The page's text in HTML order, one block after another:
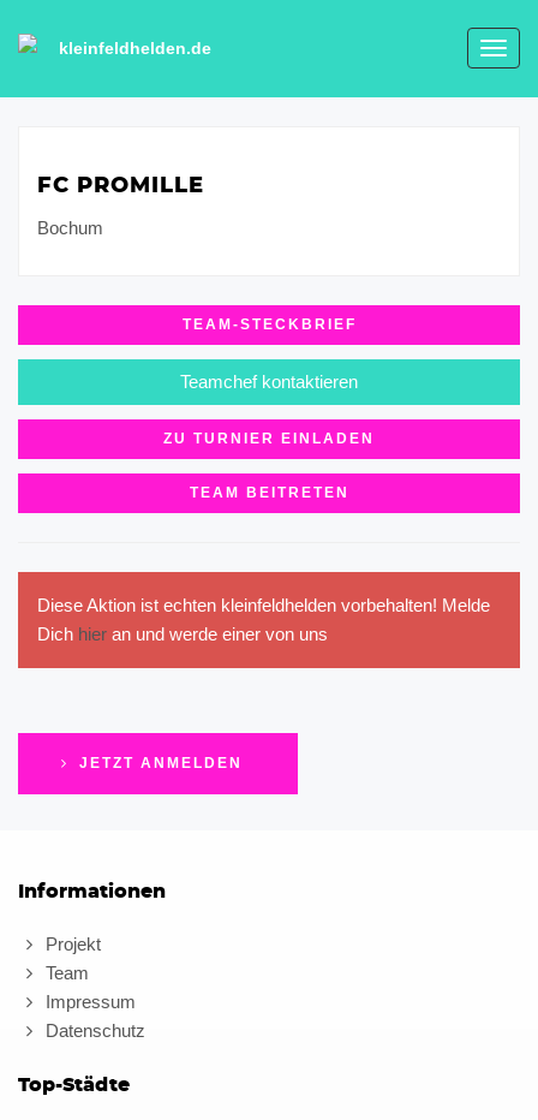
kleinfeldhelden.de
FC PROMILLE
Bochum
TEAM-STECKBRIEF
Teamchef kontaktieren
ZU TURNIER EINLADEN
TEAM BEITRETEN
Diese Aktion ist echten kleinfeldhelden vorbehalten! Melde
Dich hier an und werde einer von uns
JETZT ANMELDEN
Informationen
Projekt
Team
Impressum
Datenschutz
Top-Städte